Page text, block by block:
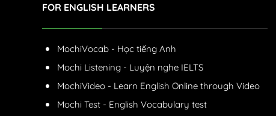
FOR ENGLISH LEARNERS
MochiVocab - Học tiếng Anh
Mochi Listening - Luyện nghe IELTS
MochiVideo - Learn English Online through Video
Mochi Test - English Vocabulary test